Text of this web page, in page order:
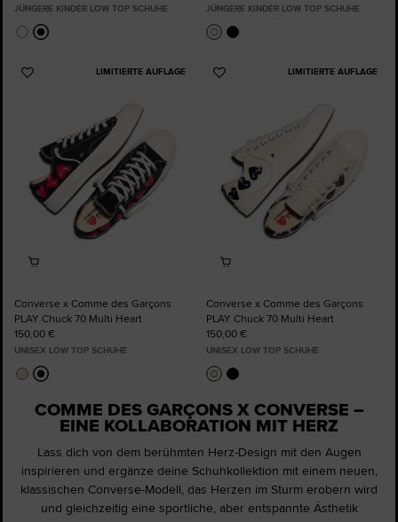
JÜNGERE KINDER LOW TOP SCHUHE JÜNGERE KINDER LOW TOP SCHUHE
LIMITIERTE AUFLAGE
Zu
Converse x Comme des Garçons
PLAY Chuck 70 Multi Heart
150,00 €
UNISEX LOW TOP SCHUHE
LIMITIERTE AUFLAGE
Zu
Converse x Comme des Garçons
PLAY Chuck 70 Multi Heart
150,00 €
UNISEX LOW TOP SCHUHE
COMME DES GARÇONS X CONVERSE –
EINE KOLLABORATION MIT HERZ
Lass dich von dem berühmten Herz-Design mit den Augen
inspirieren und ergänze deine Schuhkollektion mit einem neuen,
klassischen Converse-Modell, das Herzen im Sturm erobern wird
und gleichzeitig eine sportliche, aber entspannte Ästhetik